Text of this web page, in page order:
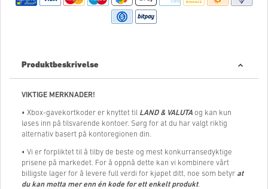
Produktbeskrivelse
VIKTIGE MERKNADER!
• Xbox-gavekortkoder er knyttet til LAND & VALUTA og kan kun
løses inn på tilsvarende kontoer. Sørg for at du har valgt riktig
alternativ basert på kontoregionen din.
• Vi er forpliktet til å tilby de beste og mest konkurransedyktige
prisene på markedet. For å oppnå dette kan vi kombinere vårt
billigste lager for å levere full verdi for kjøpet ditt, noe som betyr at
du kan motta mer enn én kode for ett enkelt produkt.